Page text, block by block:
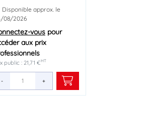
Disponible approx. le
08/2026
vous pour
aux prix
public : 21,71 €HT
- +